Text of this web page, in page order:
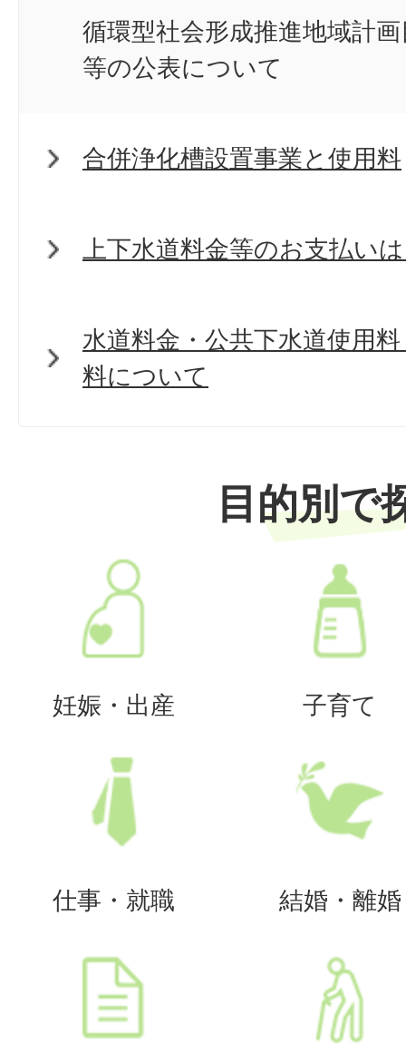
循環型社会形成推進地域計
等の公表について
合併浄化槽設置事業と使用料
上下水道料金等のお支払い
水道料金・公共下水道使用
料について
目的別で
妊娠・出産 子育て
仕事・就職 結婚・離婚